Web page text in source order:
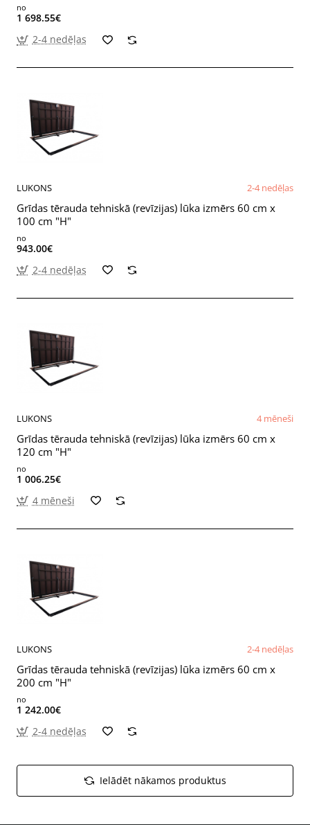
no
1 698.55€
2-4 nedēļas
LUKONS 2-4 nedēļas
Grīdas tērauda tehniskā (revīzijas) lūka izmērs 60 cm x
100 cm "H"
no
943.00€
2-4 nedēļas
LUKONS 4 mēneši
Grīdas tērauda tehniskā (revīzijas) lūka izmērs 60 cm x
120 cm "H"
no
1 006.25€
4 mēneši
LUKONS 2-4 nedēļas
Grīdas tērauda tehniskā (revīzijas) lūka izmērs 60 cm x
200 cm "H"
no
1 242.00€
2-4 nedēļas
Ielādēt nākamos produktus